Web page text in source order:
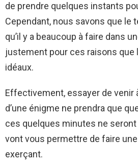
de prendre quelques instants
Cependant, nous savons que le
qu’il y a beaucoup à faire dans
justement pour ces raisons
idéaux.
Effectivement, essayer de venir
d’une énigme ne prendra que
ces quelques minutes ne
vont vous permettre de faire
exerçant.